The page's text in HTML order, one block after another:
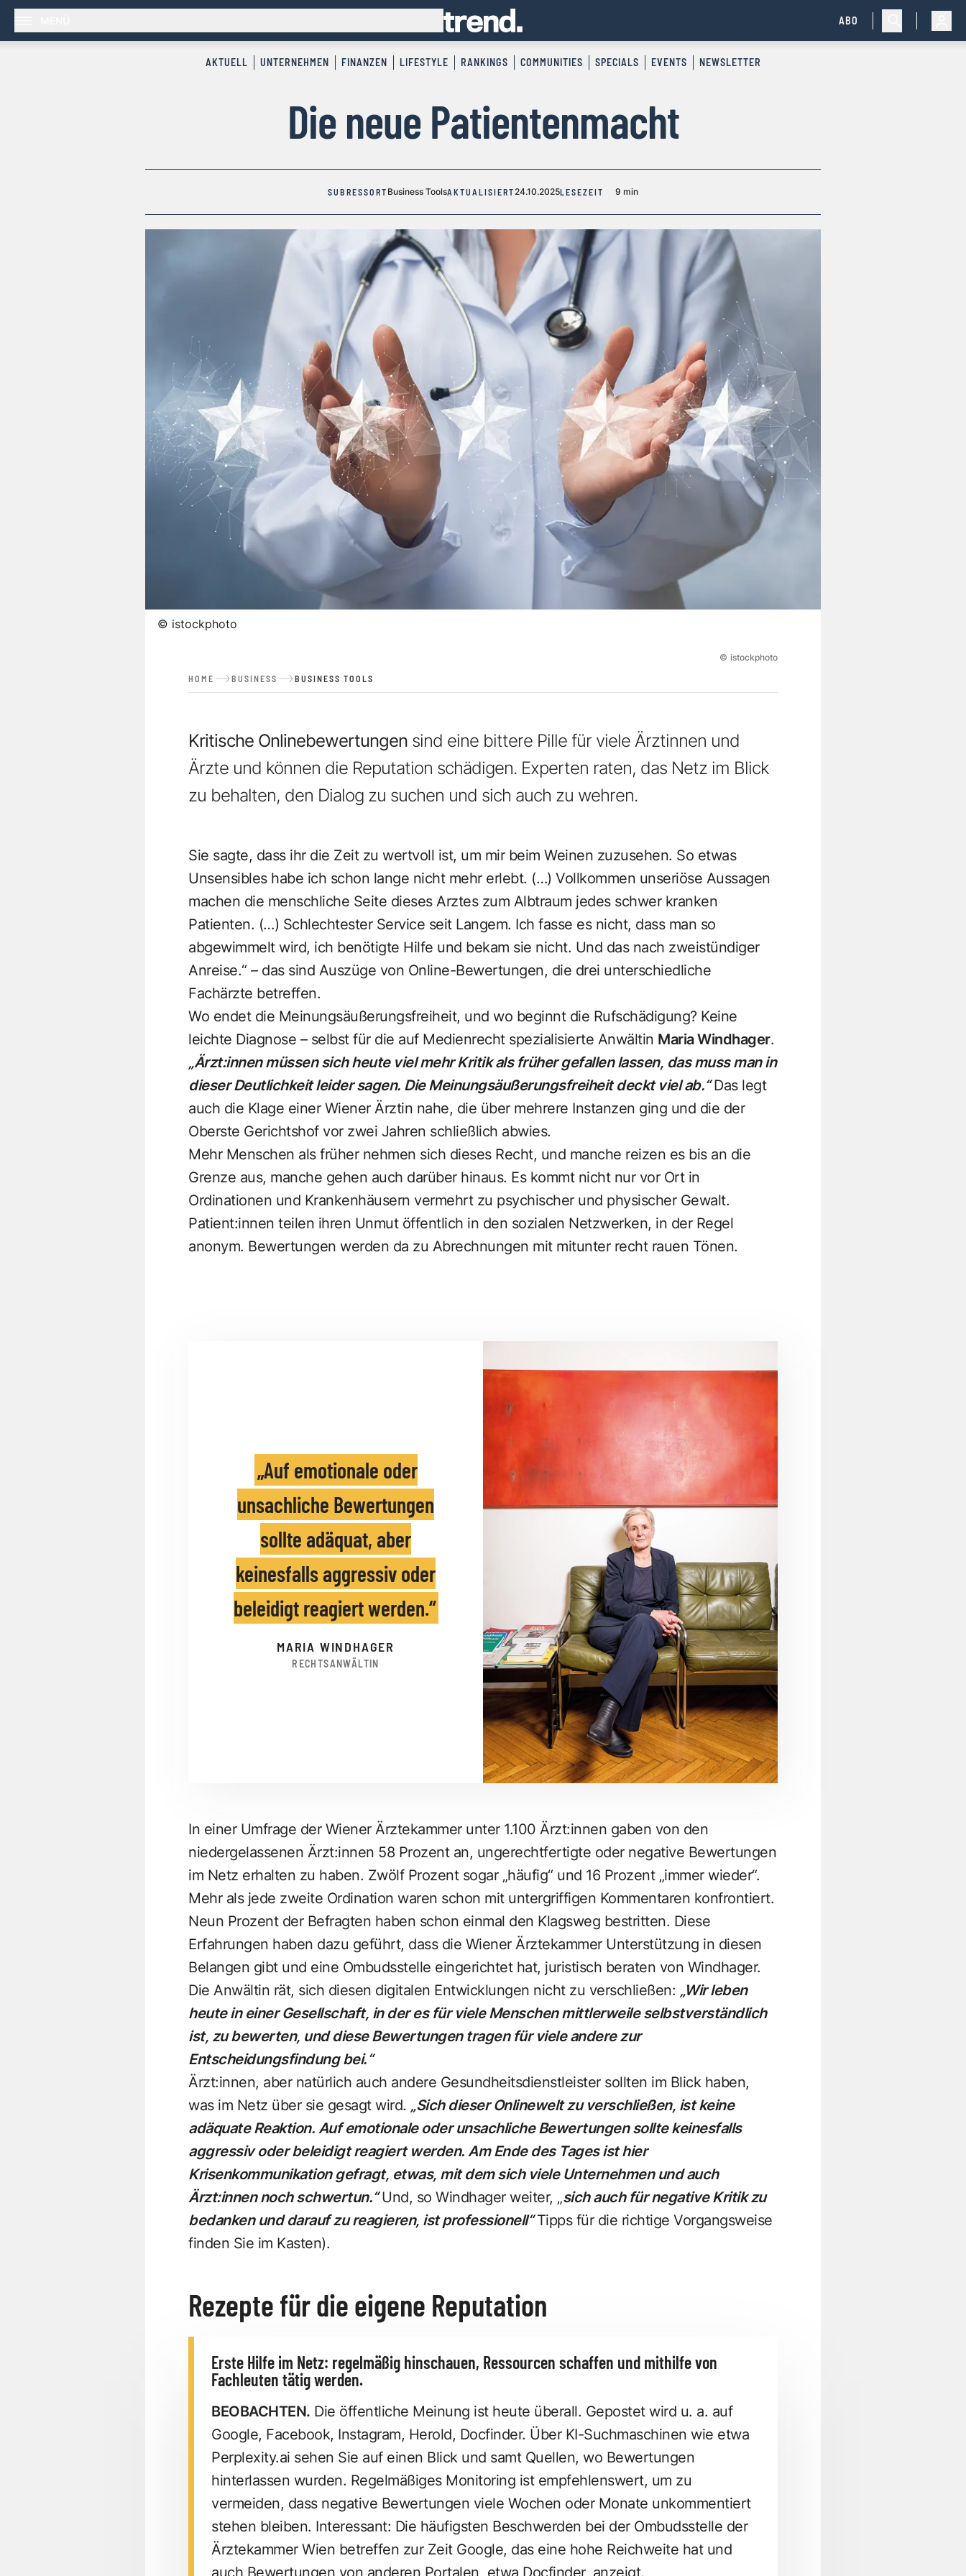
ABO
AKTUELL UNTERNEHMEN FINANZEN LIFESTYLE RANKINGS COMMUNITIES SPECIALS EVENTS NEWSLETTER
Die neue Patientenmacht
SUBRESSORT Business ToolsAKTUALISIERT24.10.2025LESEZEIT 9 min
© istockphoto
© istockphoto
HOME BUSINESS BUSINESS TOOLS
Kritische Onlinebewertungen sind eine bittere Pille für viele Ärztinnen und
Ärzte und können die Reputation schädigen. Experten raten, das Netz im Blick
zu behalten, den Dialog zu suchen und sich auch zu wehren.
Sie sagte, dass ihr die Zeit zu wertvoll ist, um mir beim Weinen zuzusehen. So etwas
Unsensibles habe ich schon lange nicht mehr erlebt. (…) Vollkommen unseriöse Aussagen
machen die menschliche Seite dieses Arztes zum Albtraum jedes schwer kranken
Patienten. (…) Schlechtester Service seit Langem. Ich fasse es nicht, dass man so
abgewimmelt wird, ich benötigte Hilfe und bekam sie nicht. Und das nach zweistündiger
Anreise.“ – das sind Auszüge von Online-Bewertungen, die drei unterschiedliche
Fachärzte betreffen.
Wo endet die Meinungsäußerungsfreiheit, und wo beginnt die Rufschädigung? Keine
leichte Diagnose – selbst für die auf Medienrecht spezialisierte Anwältin Maria Windhager.
„Ärzt:innen müssen sich heute viel mehr Kritik als früher gefallen lassen, das muss man in
dieser Deutlichkeit leider sagen. Die Meinungsäußerungsfreiheit deckt viel ab.“Das legt
auch die Klage einer Wiener Ärztin nahe, die über mehrere Instanzen ging und die der
Oberste Gerichtshof vor zwei Jahren schließlich abwies.
Mehr Menschen als früher nehmen sich dieses Recht, und manche reizen es bis an die
Grenze aus, manche gehen auch darüber hinaus. Es kommt nicht nur vor Ort in
Ordinationen und Krankenhäusern vermehrt zu psychischer und physischer Gewalt.
Patient:innen teilen ihren Unmut öffentlich in den sozialen Netzwerken, in der Regel
anonym. Bewertungen werden da zu Abrechnungen mit mitunter recht rauen Tönen.
Auf emotionale oder
unsachliche Bewertungen
sollte adäquat, aber
keinesfalls aggressiv oder
beleidigt reagiert werden.
MARIA WINDHAGER
RECHTSANWÄLTIN
In einer Umfrage der Wiener Ärztekammer unter 1.100 Ärzt:innen gaben von den
niedergelassenen Ärzt:innen 58 Prozent an, ungerechtfertigte oder negative Bewertungen
im Netz erhalten zu haben. Zwölf Prozent sogar „häufig“ und 16 Prozent „immer wieder“.
Mehr als jede zweite Ordination waren schon mit untergriffigen Kommentaren konfrontiert.
Neun Prozent der Befragten haben schon einmal den Klagsweg bestritten. Diese
Erfahrungen haben dazu geführt, dass die Wiener Ärztekammer Unterstützung in diesen
Belangen gibt und eine Ombudsstelle eingerichtet hat, juristisch beraten von Windhager.
Die Anwältin rät, sich diesen digitalen Entwicklungen nicht zu verschließen: „Wir leben
heute in einer Gesellschaft, in der es für viele Menschen mittlerweile selbstverständlich
ist, zu bewerten, und diese Bewertungen tragen für viele andere zur
Entscheidungsfindung bei.“
Ärzt:innen, aber natürlich auch andere Gesundheitsdienstleister sollten im Blick haben,
was im Netz über sie gesagt wird. „Sich dieser Onlinewelt zu verschließen, ist keine
adäquate Reaktion. Auf emotionale oder unsachliche Bewertungen sollte keinesfalls
aggressiv oder beleidigt reagiert werden. Am Ende des Tages ist hier
Krisenkommunikation gefragt, etwas, mit dem sich viele Unternehmen und auch
Ärzt:innen noch schwertun.“Und, so Windhager weiter, „sich auch für negative Kritik zu
bedanken und darauf zu reagieren, ist professionell“Tipps für die richtige Vorgangsweise
finden Sie im Kasten).
Rezepte für die eigene Reputation
Erste Hilfe im Netz: regelmäßig hinschauen, Ressourcen schaffen und mithilfe von
Fachleuten tätig werden.
BEOBACHTEN. Die öffentliche Meinung ist heute überall. Gepostet wird u. a. auf
Google, Facebook, Instagram, Herold, Docfinder. Über KI-Suchmaschinen wie etwa
Perplexity.ai sehen Sie auf einen Blick und samt Quellen, wo Bewertungen
hinterlassen wurden. Regelmäßiges Monitoring ist empfehlenswert, um zu
vermeiden, dass negative Bewertungen viele Wochen oder Monate unkommentiert
stehen bleiben. Interessant: Die häufigsten Beschwerden bei der Ombudsstelle der
Ärztekammer Wien betreffen zur Zeit Google, das eine hohe Reichweite hat und
auch Bewertungen von anderen Portalen, etwa Docfinder, anzeigt.